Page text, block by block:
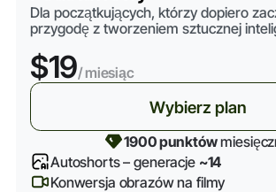
Dla początkujących, którzy dopiero
przygodę z tworzeniem sztucznej
$19/ miesiąc
Wybierz plan
1900 punktów
Autoshorts – generacje ~14
Konwersja obrazów na filmy